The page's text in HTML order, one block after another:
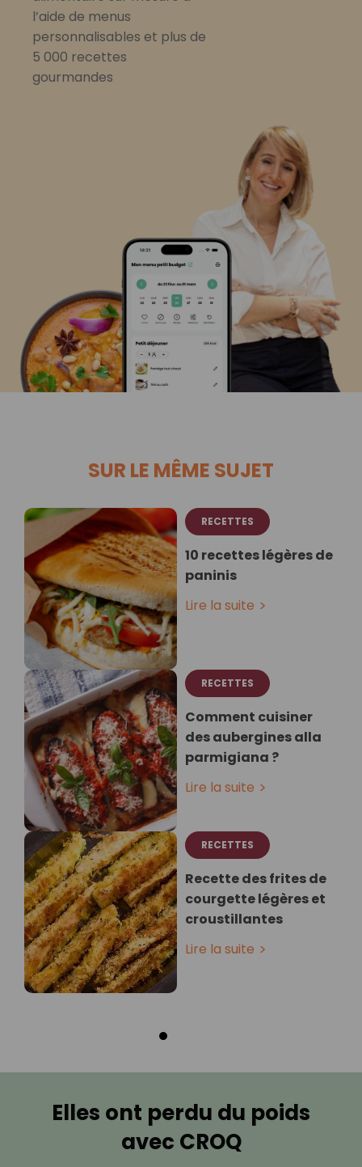
l’aide de menus
personnalisables et plus de
5 000 recettes
gourmandes
SUR LE MÊME SUJET
RECETTES
10 recettes légères de
paninis
Lire la suite
RECETTES
Comment cuisiner
des aubergines alla
parmigiana ?
Lire la suite
RECETTES
Recette des frites de
courgette légères et
croustillantes
Lire la suite
Elles ont perdu du poids
avec CROQ